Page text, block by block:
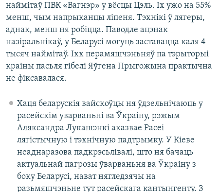
наймітаў ПВК «Вагнэр» у вёсцы Цэль. Іх ужо на 55%
менш, чым напрыканцы ліпеня. Тэхнікі ў лягеры,
аднак, менш ня робіцца. Паводле ацэнак
назіральнікаў, у Беларусі могуць заставацца каля 4
тысяч наймітаў. Іхх перамяшчэньняў па тэрыторыі
краіны пасьля гібелі Яўгена Прыгожына практычна
не фіксавалася.
Хаця беларускія вайскоўцы ня ўдзельнічаюць у
расейскім уварваньні ва Ўкраіну, рэжым
Аляксандра Лукашэнкі аказвае Расеі
лягістычную і тэхнічную падтрымку. У Кіеве
неаднаразова падкрэсьлівалі, што ня бачаць
актуальнай пагрозы ўварваньня ва Ўкраіну з
боку Беларусі, нават нягледзячы на
разьмяшчэньне тут расейскага кантынгенту. З